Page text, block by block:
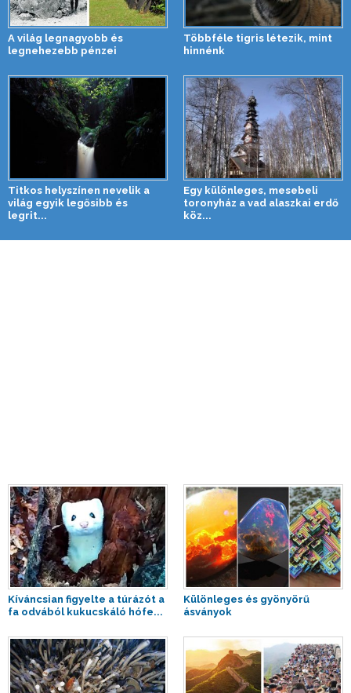
A világ legnagyobb és
legnehezebb pénzei
Többféle tigris létezik, mint
hinnénk
Titkos helyszínen nevelik a
világ egyik legősibb és
legrit...
Egy különleges, mesebeli
toronyház a vad alaszkai erdő
köz...
Kíváncsian figyelte a túrázót a
fa odvából kukucskáló hófe...
Különleges és gyönyörű
ásványok